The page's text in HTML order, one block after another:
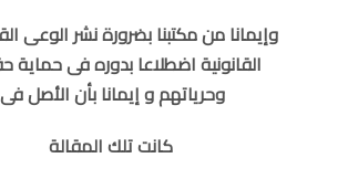
وإيمانا من مكتبنا بضرورة نشر الوعى
القانونية اضطلاعا بدوره فى
وحرياتهم و إيمانا بأن الأصل
كانت تلك المقالة